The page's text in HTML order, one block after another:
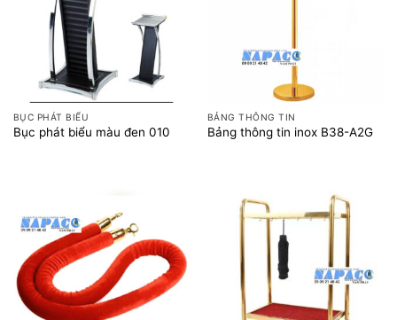
BỤC PHÁT BIỂU
Bục phát biểu màu đen 010
BẢNG THÔNG TIN
Bảng thông tin inox B38-A2G